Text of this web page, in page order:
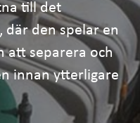
till det
där den spelar en
att separera och
innan ytterligare